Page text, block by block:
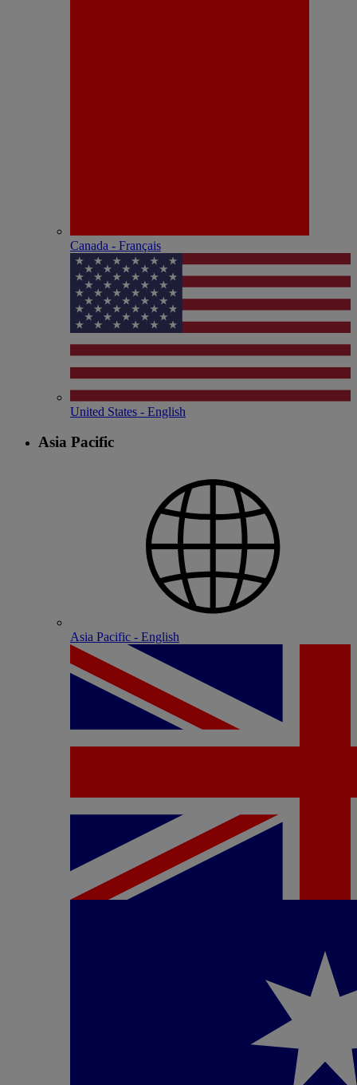
Canada - Français
United States - English
Asia Pacific
Asia Pacific - English